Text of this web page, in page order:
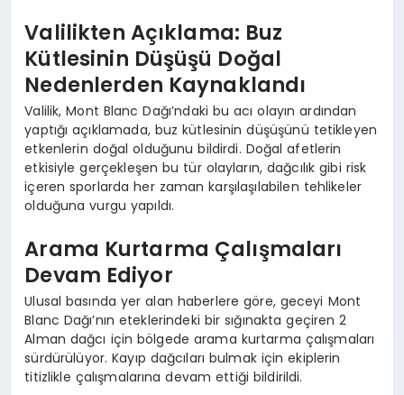
Valilikten Açıklama: Buz
Kütlesinin Düşüşü Doğal
Nedenlerden Kaynaklandı
Valilik, Mont Blanc Dağı’ndaki bu acı olayın ardından
yaptığı açıklamada, buz kütlesinin düşüşünü tetikleyen
etkenlerin doğal olduğunu bildirdi. Doğal afetlerin
etkisiyle gerçekleşen bu tür olayların, dağcılık gibi risk
içeren sporlarda her zaman karşılaşılabilen tehlikeler
olduğuna vurgu yapıldı.
Arama Kurtarma Çalışmaları
Devam Ediyor
Ulusal basında yer alan haberlere göre, geceyi Mont
Blanc Dağı’nın eteklerindeki bir sığınakta geçiren 2
Alman dağcı için bölgede arama kurtarma çalışmaları
sürdürülüyor. Kayıp dağcıları bulmak için ekiplerin
titizlikle çalışmalarına devam ettiği bildirildi.